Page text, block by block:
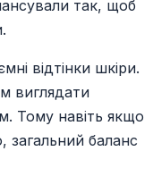
так, щоб
відтінки шкіри.
виглядати
Тому навіть якщо
баланс